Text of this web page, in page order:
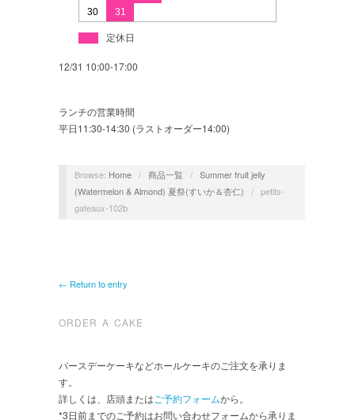
30
31
定休日
12/31 10:00-17:00
ランチの営業時間
平日11:30-14:30 (ラストオーダー14:00)
Browse: Home / 商品一覧 / Summer fruit jelly
(Watermelon & Almond) 夏祭(すいか＆杏仁)
/ petits-
gateaux-102b
← Return to entry
ORDER A CAKE
バースデーケーキなどホールケーキのご注文を承りま
す。
詳しくは、店頭またはご予約フォームから。
*3日前までのご予約はお問い合わせフォームから承りま